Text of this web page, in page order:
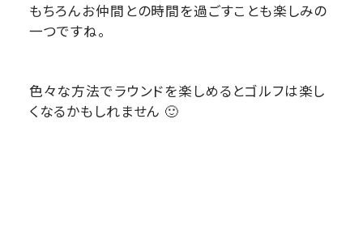
もちろんお仲間との時間を過ごすことも楽しみの
一つですね。
色々な方法でラウンドを楽しめるとゴルフは楽し
くなるかもしれません 🙂